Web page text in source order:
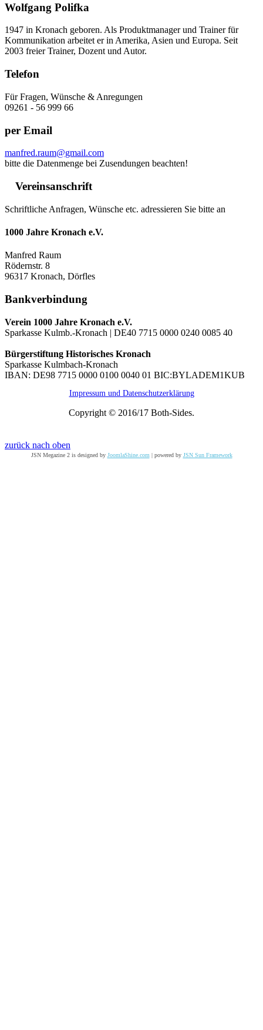
Wolfgang Polifka
1947 in Kronach geboren. Als Produktmanager und Trainer für
Kommunikation arbeitet er in Amerika, Asien und Europa. Seit
2003 freier Trainer, Dozent und Autor.
Telefon
Für Fragen, Wünsche & Anregungen
09261 - 56 999 66
per Email
manfred.raum@gmail.com
bitte die Datenmenge bei Zusendungen beachten!
Vereinsanschrift
Schriftliche Anfragen, Wünsche etc. adressieren Sie bitte an
1000 Jahre Kronach e.V.
Manfred Raum
Rödernstr. 8
96317 Kronach, Dörfles
Bankverbindung
Verein 1000 Jahre Kronach e.V.
Sparkasse Kulmb.-Kronach | DE40 7715 0000 0240 0085 40
Bürgerstiftung Historisches Kronach
Sparkasse Kulmbach-Kronach
IBAN: DE98 7715 0000 0100 0040 01 BIC:BYLADEM1KUB
Impressum und Datenschutzerklärung
Copyright © 2016/17 Both-Sides.
zurück nach oben
JSN Megazine 2 is designed by JoomlaShine.com | powered by JSN Sun Framework